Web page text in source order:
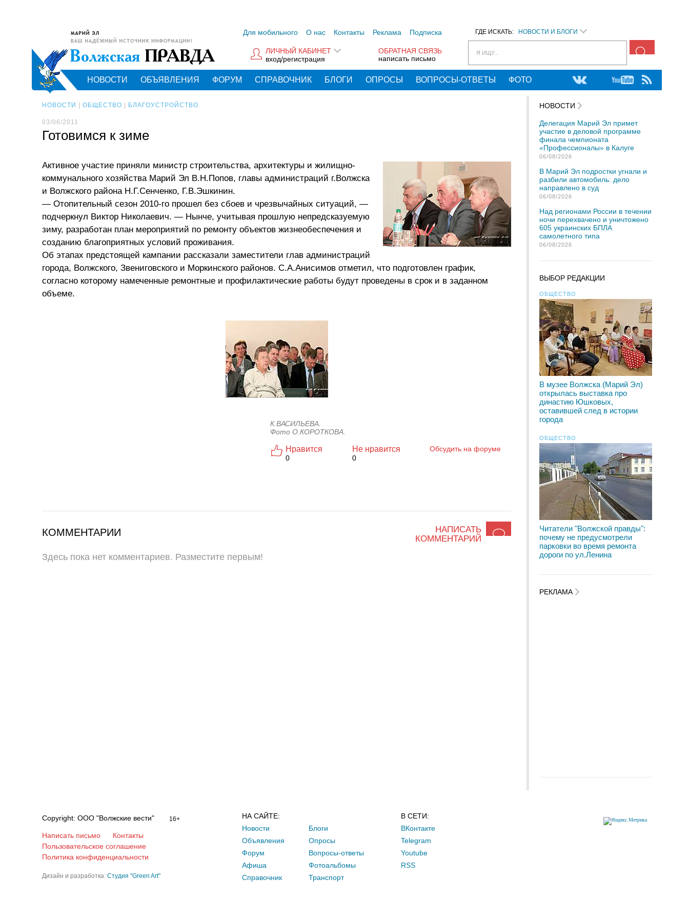
ГДЕ ИСКАТЬ: НОВОСТИ И БЛОГИ
Я ИЩУ...
Для мобильного О нас Контакты Реклама Подписка
ОБРАТНАЯ СВЯЗЬ
написать письмо
ЛИЧНЫЙ КАБИНЕТ
вход/регистрация
НОВОСТИ ОБЪЯВЛЕНИЯ ФОРУМ СПРАВОЧНИК БЛОГИ ОПРОСЫ ВОПРОСЫ-ОТВЕТЫ ФОТО
НОВОСТИ ОБЩЕСТВО БЛАГОУСТРОЙСТВО
03/06/2011
Готовимся к зиме
Активное участие приняли министр строительства, архитектуры и жилищно-
коммунального хозяйства Марий Эл В.Н.Попов, главы администраций г.Волжска
и Волжского района Н.Г.Сенченко, Г.В.Эшкинин.
— Отопительный сезон 2010-го прошел без сбоев и чрезвычайных ситуаций, —
подчеркнул Виктор Николаевич. — Нынче, учитывая прошлую непредсказуемую
зиму, разработан план мероприятий по ремонту объектов жизнеобеспечения и
созданию благоприятных условий проживания.
Об этапах предстоящей кампании рассказали заместители глав администраций
города, Волжского, Звениговского и Моркинского районов. С.А.Анисимов отметил, что подготовлен график,
согласно которому намеченные ремонтные и профилактические работы будут проведены в срок и в заданном
объеме.
К.ВАСИЛЬЕВА.
Фото О.КОРОТКОВА.
Нравится
0
Не нравится
0
Обсудить на форуме
НАПИСАТЬ
КОММЕНТАРИЙ
КОММЕНТАРИИ
Здесь пока нет комментариев. Разместите первым!
НОВОСТИ
Делегация Марий Эл примет
участие в деловой программе
финала чемпионата
«Профессионалы» в Калуге
06/08/2026
В Марий Эл подростки угнали и
разбили автомобиль: дело
направлено в суд
06/08/2026
Над регионами России в течении
ночи перехвачено и уничтожено
605 украинских БПЛА
самолетного типа
06/08/2026
ВЫБОР РЕДАКЦИИ
ОБЩЕСТВО
В музее Волжска (Марий Эл)
открылась выставка про
династию Юшковых,
оставившей след в истории
города
ОБЩЕСТВО
Читатели "Волжской правды":
почему не предусмотрели
парковки во время ремонта
дороги по ул.Ленина
РЕКЛАМА
Copyright: ООО "Волжские вести" 16+
Написать письмо
Контакты
Пользовательское соглашение
Политика конфиденциальности
Дизайн и разработка: Студия "Green Art"
НА САЙТЕ:
Новости
Объявления
Форум
Афиша
Справочник
Блоги
Опросы
Вопросы-ответы
Фотоальбомы
Транспорт
В СЕТИ:
ВКонтакте
Telegram
Youtube
RSS